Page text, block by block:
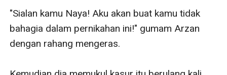
"Sialan kamu Naya! Aku akan buat kamu tidak
bahagia dalam pernikahan ini!" gumam Arzan
dengan rahang mengeras.